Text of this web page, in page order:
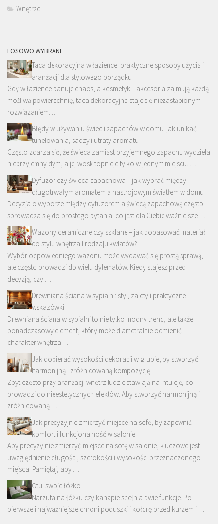
Wnętrze
LOSOWO WYBRANE
Taca dekoracyjna w łazience: praktyczne sposoby użycia i
aranżacji dla stylowego porządku
Gdy w łazience panuje chaos, a kosmetyki i akcesoria zajmują każdą
możliwą powierzchnię, taca dekoracyjna staje się niezastąpionym
rozwiązaniem. …
Błędy w używaniu świec i zapachów w domu: jak unikać
tunelowania, sadzy i utraty aromatu
Często zdarza się, że świeca zamiast przyjemnego zapachu wydziela
nieprzyjemny dym, a jej wosk topnieje tylko w jednym miejscu. …
Dyfuzor czy świeca zapachowa – jak wybrać między
długotrwałym aromatem a nastrojowym światłem w domu
Decyzja o wyborze między dyfuzorem a świecą zapachową często
sprowadza się do prostego pytania: co jest dla Ciebie ważniejsze …
Wazony ceramiczne czy szklane – jak dopasować materiał
do stylu wnętrza i rodzaju kwiatów?
Wybór odpowiedniego wazonu może wydawać się prostą sprawą,
ale często prowadzi do wielu dylematów. Kiedy stajesz przed
decyzją, czy …
Drewniana ściana w sypialni: styl, zalety i praktyczne
wskazówki
Drewniana ściana w sypialni to nie tylko modny trend, ale także
ponadczasowy element, który może diametralnie odmienić
charakter wnętrza. …
Jak dobierać wysokości dekoracji w grupie, by stworzyć
harmonijną i zróżnicowaną kompozycję
Zbyt często przy aranżacji wnętrz ludzie stawiają na intuicję, co
prowadzi do nieestetycznych efektów. Aby stworzyć harmonijną i
zróżnicowaną …
Jak precyzyjnie zmierzyć miejsce na sofę, by zapewnić
komfort i funkcjonalność w salonie
Aby precyzyjnie zmierzyć miejsce na sofę w salonie, kluczowe jest
uwzględnienie długości, szerokości i wysokości przeznaczonego
miejsca. Pamiętaj, aby …
Otul swoje łóżko
Narzuta na łóżku czy kanapie spełnia dwie funkcje. Po
pierwsze i najważniejsze chroni poduszki i kołdrę przed kurzem i …